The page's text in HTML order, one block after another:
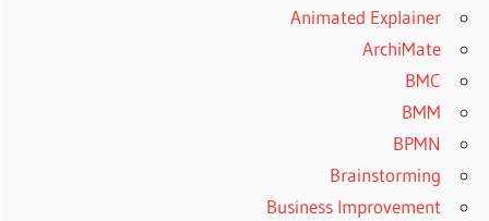
Animated Explainer
ArchiMate
BMC
BMM
BPMN
Brainstorming
Business Improvement